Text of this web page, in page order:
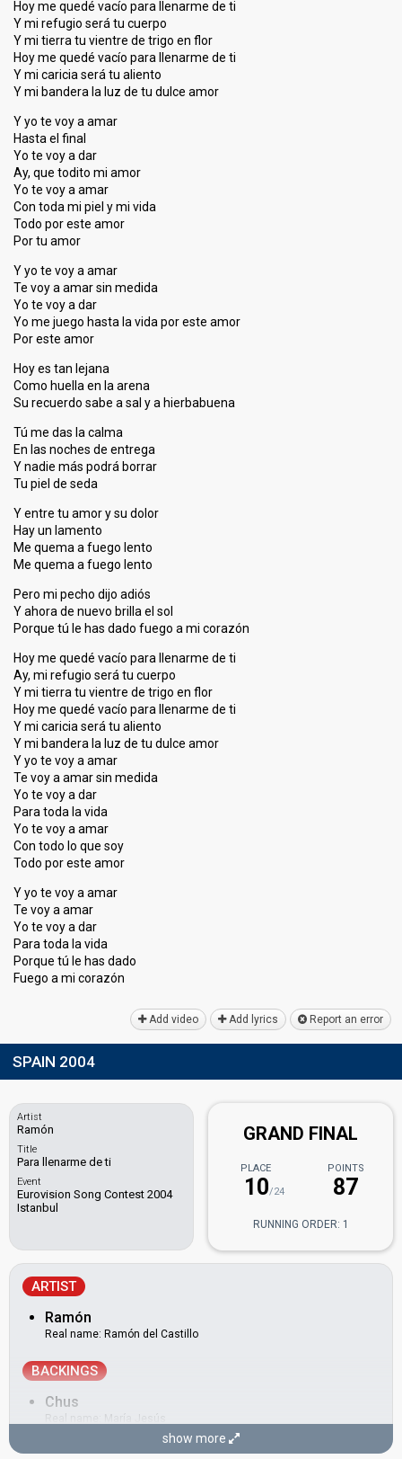
Hoy me quedé vacío para llenarme de ti
Y mi refugio será tu cuerpo
Y mi tierra tu vientre de trigo en flor
Hoy me quedé vacío para llenarme de ti
Y mi caricia será tu aliento
Y mi bandera la luz de tu dulce amor
Y yo te voy a amar
Hasta el final
Yo te voy a dar
Ay, que todito mi amor
Yo te voy a amar
Con toda mi piel y mi vida
Todo por este amor
Por tu amor
Y yo te voy a amar
Te voy a amar sin medida
Yo te voy a dar
Yo me juego hasta la vida por este amor
Por este amor
Hoy es tan lejana
Como huella en la arena
Su recuerdo sabe a sal y a hierbabuena
Tú me das la calma
En las noches de entrega
Y nadie más podrá borrar
Tu piel de seda
Y entre tu amor y su dolor
Hay un lamento
Me quema a fuego lento
Me quema a fuego lento
Pero mi pecho dijo adiós
Y ahora de nuevo brilla el sol
Porque tú le has dado fuego a mi corazón
Hoy me quedé vacío para llenarme de ti
Ay, mi refugio será tu cuerpo
Y mi tierra tu vientre de trigo en flor
Hoy me quedé vacío para llenarme de ti
Y mi caricia será tu aliento
Y mi bandera la luz de tu dulce amor
Y yo te voy a amar
Te voy a amar sin medida
Yo te voy a dar
Para toda la vida
Yo te voy a amar
Con todo lo que soy
Todo por este amor
Y yo te voy a amar
Te voy a amar
Yo te voy a dar
Para toda la vida
Porque tú le haѕ dado
Fuego a mi corаzón
Add video Add lyrics Report an error
SPAIN 2004
Artist
Ramón
Title
Para llenarme de ti
Event
Eurovision Song Contest 2004
Istanbul
GRAND FINAL
PLACE
10/24
POINTS
87
RUNNING ORDER: 1
ARTIST
Ramón
Real name: Ramón del Castillo
BACKINGS
Chus
Real name: María Jesús
show more